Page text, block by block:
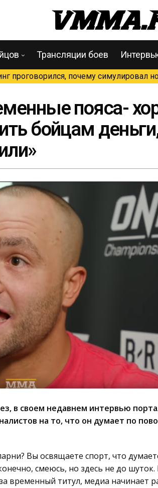
Трансляции боев
проговорился, почему симулировал
пояса-
бойцам
в своем недавнем интервью
на то, что он думает по
Вы освящаете спорт, что
смеюсь, но здесь не до
временный титул, медиа начинает